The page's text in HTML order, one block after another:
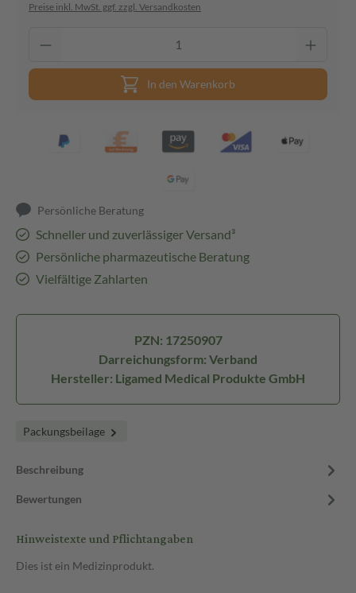
Preise inkl. MwSt. ggf. zzgl. Versandkosten
In den Warenkorb
Persönliche Beratung
Schneller und zuverlässiger Versand³
Persönliche pharmazeutische Beratung
Vielfältige Zahlarten
PZN: 17250907
Darreichungsform: Verband
Hersteller: Ligamed Medical Produkte GmbH
Packungsbeilage
Beschreibung
Bewertungen
Hinweistexte und Pflichtangaben
Dies ist ein Medizinprodukt.